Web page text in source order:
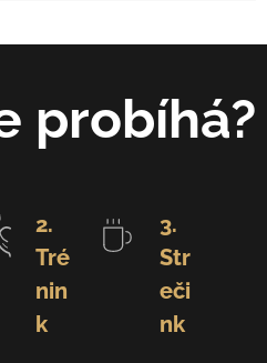
probíhá?
2.
Tré
nin
k
3.
Str
eči
nk